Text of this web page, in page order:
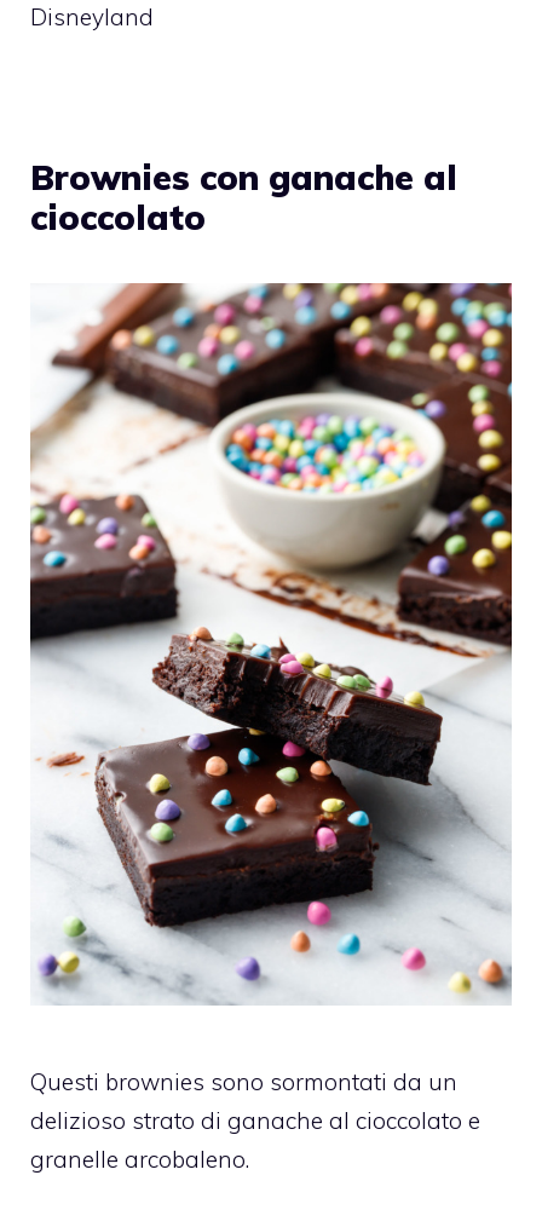
Disneyland
Brownies con ganache al
cioccolato
Questi brownies sono sormontati da un
delizioso strato di ganache al cioccolato e
granelle arcobaleno.